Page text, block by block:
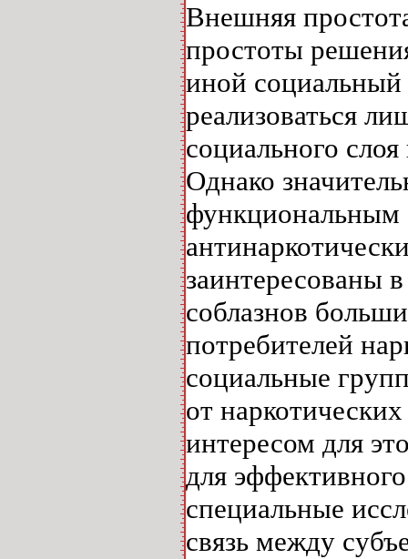
Внешняя
простоты
иной социальный
реализоваться
социального
Однако
функциональным
заинтересованы
соблазнов
потребителей
социальные
от
интересом для
для
специальные
связь между